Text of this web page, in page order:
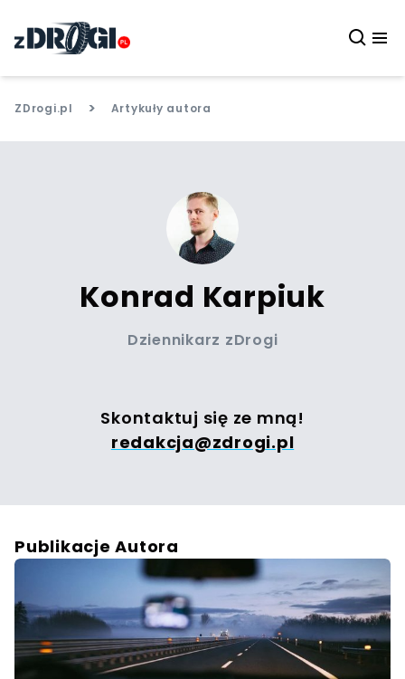
ZDrogi.pl > Artykuły autora
Konrad Karpiuk
Dziennikarz zDrogi
Skontaktuj się ze mną!
redakcja@zdrogi.pl
Publikacje Autora